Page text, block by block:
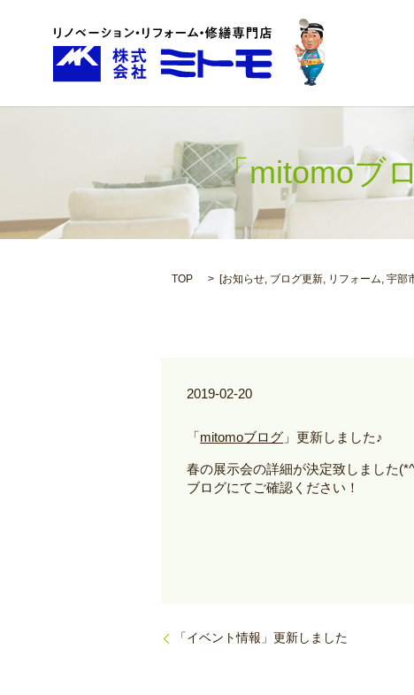
「mitomoブ
TOP [お知らせ, ブログ更新, リフォーム, 宇部
2019-02-20
「mitomoブログ 」更新しました♪
春の展示会の詳細が決定致しました
ブログにてご確認ください！
「イベント情報」更新しました